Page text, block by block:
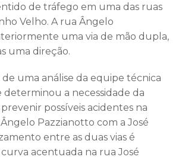
de tráfego em uma das ruas
Velho. A rua Ângelo
uma via de mão dupla,
uma direção.
uma análise da equipe técnica
determinou a necessidade da
possíveis acidentes na
Pazzianotto com a José
entre as duas vias é
acentuada na rua José